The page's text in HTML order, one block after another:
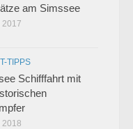
am Simssee
2017
TIPPS
Schifffahrt mit
2018